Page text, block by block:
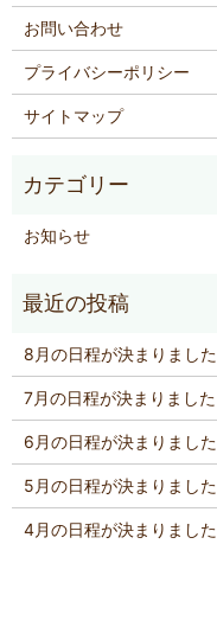
お問い合わせ
プライバシーポリシー
サイトマップ
お知らせ
8月の日程が決まりました
7月の日程が決まりました
6月の日程が決まりました
5月の日程が決まりました
4月の日程が決まりました